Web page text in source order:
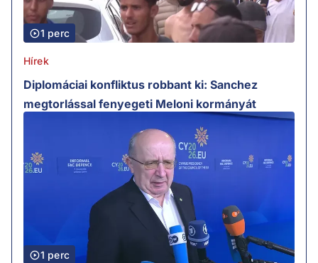
1 perc
Hírek
Diplomáciai konfliktus robbant ki: Sanchez
megtorlással fenyegeti Meloni kormányát
1 perc